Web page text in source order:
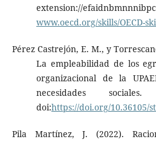
extension://
www.oecd.org/skills/OECD-
Pérez Castrejón, E. M., y
La empleabilidad de los
organizacional de la
necesidades
doi:https://doi.org/10.36105/
Pila Martínez, J. (2022).